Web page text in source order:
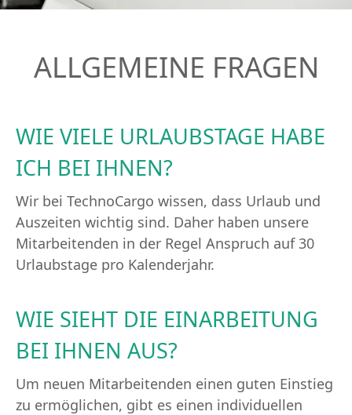
ALLGEMEINE FRAGEN
WIE VIELE URLAUBSTAGE HABE
ICH BEI IHNEN?
Wir bei TechnoCargo wissen, dass Urlaub und
Auszeiten wichtig sind. Daher haben unsere
Mitarbeitenden in der Regel Anspruch auf 30
Urlaubstage pro Kalenderjahr.
WIE SIEHT DIE EINARBEITUNG
BEI IHNEN AUS?
Um neuen Mitarbeitenden einen guten Einstieg
zu ermöglichen, gibt es einen individuellen